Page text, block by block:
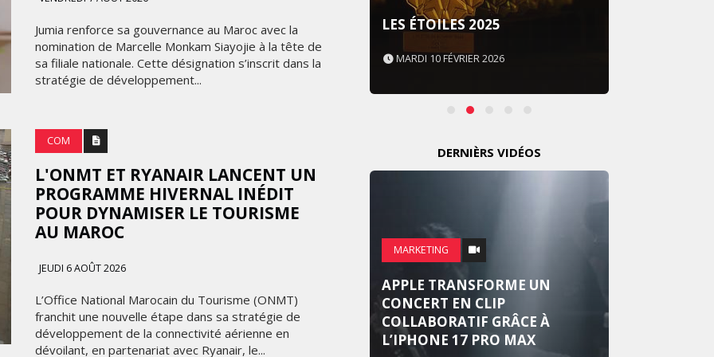
Jumia renforce sa gouvernance au Maroc avec la
nomination de Marcelle Monkam Siayojie à la tête de
sa filiale nationale. Cette désignation s’inscrit dans la
stratégie de développement...
COM
L'ONMT ET RYANAIR LANCENT UN
PROGRAMME HIVERNAL INÉDIT
POUR DYNAMISER LE TOURISME
AU MAROC
JEUDI 6 AOÛT 2026
L’Office National Marocain du Tourisme (ONMT)
franchit une nouvelle étape dans sa stratégie de
développement de la connectivité aérienne en
dévoilant, en partenariat avec Ryanair, le...
FRONTIÈRES DE
L’INNOVATION AFRICAINE
LUNDI 6 AVRIL 2026
LES ÉTOILES 2025
MARDI 10 FÉVRIER 2026
DERNIÈRS VIDÉOS
DIGITAL
XBOX DÉVOILE UNE SERIES X25
EN ÉDITION LIMITÉE POUR
CÉLÉBRER 25 ANS D'HISTOIRE
MARKETING
APPLE TRANSFORME UN
CONCERT EN CLIP
COLLABORATIF GRÂCE À
L’IPHONE 17 PRO MAX